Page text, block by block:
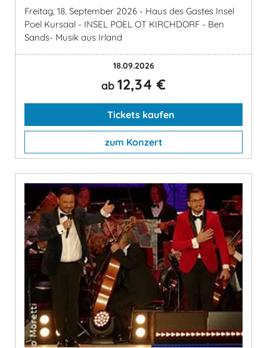
Freitag, 18. September 2026 - Haus des Gastes Insel
Poel Kursaal - INSEL POEL OT KIRCHDORF - Ben
Sands- Musik aus Irland
18.09.2026
ab 12,34 €
Tickets kaufen
zum Konzert